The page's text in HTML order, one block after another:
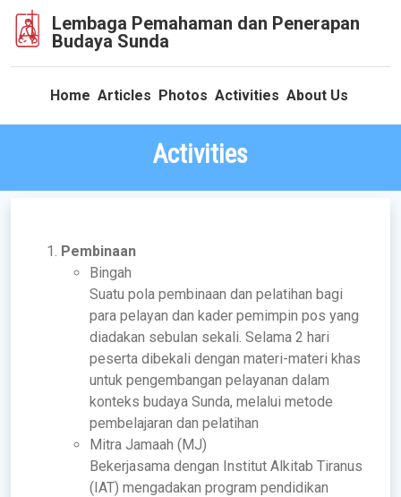
Lembaga Pemahaman dan Penerapan
Budaya Sunda
Home Articles Photos Activities About Us
Activities
Pembinaan
Bingah
Suatu pola pembinaan dan pelatihan bagi
para pelayan dan kader pemimpin pos yang
diadakan sebulan sekali. Selama 2 hari
peserta dibekali dengan materi-materi khas
untuk pengembangan pelayanan dalam
konteks budaya Sunda, melalui metode
pembelajaran dan pelatihan
Mitra Jamaah (MJ)
Bekerjasama dengan Institut Alkitab Tiranus
(IAT) mengadakan program pendidikan